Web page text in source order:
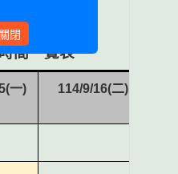
間一覽表
一) 114/9/16(二)
關閉